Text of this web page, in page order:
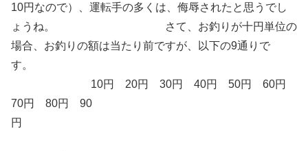
10円なので）、運転手の多くは、侮辱されたと思うでし
ょうね。 さて、お釣りが十円単位の
場合、お釣りの額は当たり前ですが、以下の9通りで
す。
10円 20円 30円 40円 50円 60円
70円 80円 90
円